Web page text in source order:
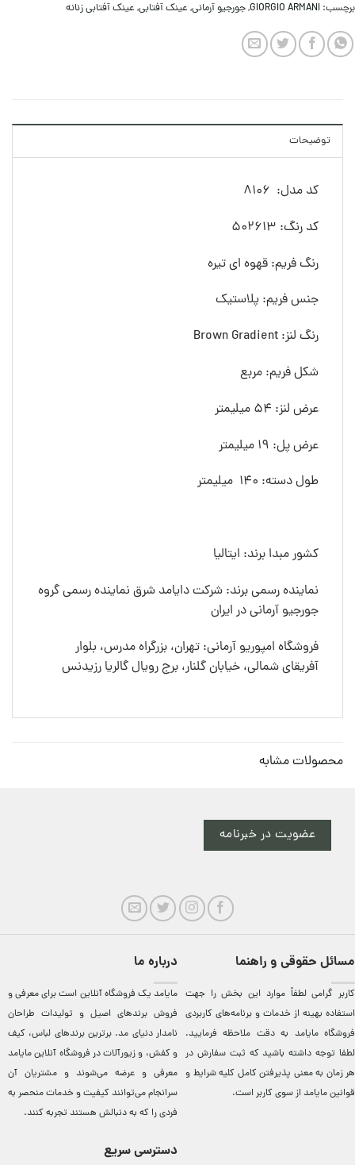
برچسب: GIORGIO ARMANI
,جورجیو آرمانی, عینک آفتابی, عینک آفتابی زنانه
توضیحات
کد مدل: 8106
کد رنگ: 502613
رنگ فريم: قهوه ای تیره
جنس فريم: پلاستیک
رنگ لنز: Brown Gradient
شکل فريم: مربع
عرض لنز: 54 ميليمتر
عرض پل: 19 ميليمتر
طول دسته: 140 ميليمتر
کشور مبدا برند: ایتالیا
نماینده رسمی برند: شرکت دایامد شرق نماینده رسمی گروه
جورجیو آرمانی در ایران
فروشگاه امپوریو آرمانی: تهران، بزرگراه مدرس، بلوار
آفریقای شمالی، خیابان گلنار، برج رویال گالریا رزیدنس
محصولات مشابه
عضویت در خبرنامه
مسائل حقوقی و راهنما
کاربر گرامی لطفاً موارد این بخش را جهت
استفاده بهینه از خدمات و برنامه‌‏های کاربردی
فروشگاه مایامد به دقت ملاحظه فرمایید.
لطفا توجه داشته باشید که ثبت سفارش در
هر زمان به معنی پذیرفتن کامل کلیهشرایط و
قوانین مایامداز سوی کاربر است.
درباره ما
مایامد يک فروشگاه آنلاين است برای معرفی و
فروش برندهای اصيل و توليدات طراحان
نامدار دنيای مد. برترين‌ برندهای لباس، کيف
و کفش، و زيورآلات در فروشگاه آنلاين مایامد
معرفی و عرضه می‌شوند و مشتريان آن
سرانجام می‌توانند کيفيت و خدمات منحصر به
فردی را که به دنبالش هستند تجربه کنند.
دسترسی سریع